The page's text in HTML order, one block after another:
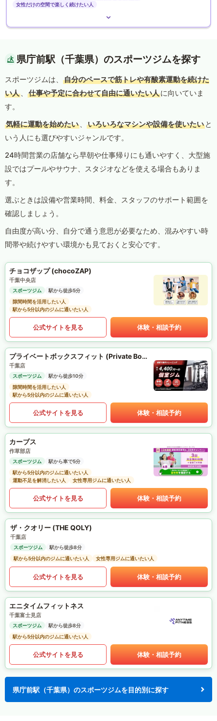
女性だけの空間で楽しく続けたい人
県庁前駅（千葉県）のスポーツジムを探す
スポーツジムは、
自分のペースで筋トレや有酸素運動を続けた
い人 、 仕事や予定に合わせて自由に通いたい人に向いていま
す。
気軽に運動を始めたい 、 いろいろなマシンや設備を使いたい と
いう人にも選びやすいジャンルです。
24時間営業の店舗なら早朝や仕事帰りにも通いやすく、大型施
設ではプールやサウナ、スタジオなどを使える場合もありま
す。
選ぶときは設備や営業時間、料金、スタッフのサポート範囲を
確認しましょう。
自由度が高い分、自分で通う意思が必要なため、混みやすい時
間帯や続けやすい環境かも見ておくと安心です。
チョコザップ (chocoZAP)
千葉中央店
スポーツジム
駅から徒歩5分
隙間時間を活用したい人
駅から5分以内のジムに通いたい人
公式サイトを見る 体験・相談予約
プライベートボックスフィット (Private Box Fit)
千葉店
スポーツジム
駅から徒歩10分
隙間時間を活用したい人
駅から5分以内のジムに通いたい人
公式サイトを見る 体験・相談予約
カーブス
作草部店
スポーツジム
駅から車で5分
駅から5分以内のジムに通いたい人
運動不足を解消したい人
女性専用ジムに通いたい人
公式サイトを見る 体験・相談予約
ザ・クオリー (THE QOLY)
千葉店
スポーツジム
駅から徒歩8分
駅から5分以内のジムに通いたい人
女性専用ジムに通いたい人
公式サイトを見る 体験・相談予約
エニタイムフィットネス
千葉富士見店
スポーツジム
駅から徒歩8分
駅から5分以内のジムに通いたい人
公式サイトを見る 体験・相談予約
県庁前駅（千葉県）のスポーツジムを目的別に探す